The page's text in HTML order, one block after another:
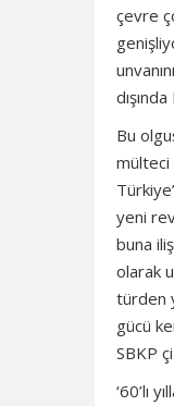
çevre
Bu
mülteci
yeni
buna
olarak
türden
gücü
SBKP
‘60’lı